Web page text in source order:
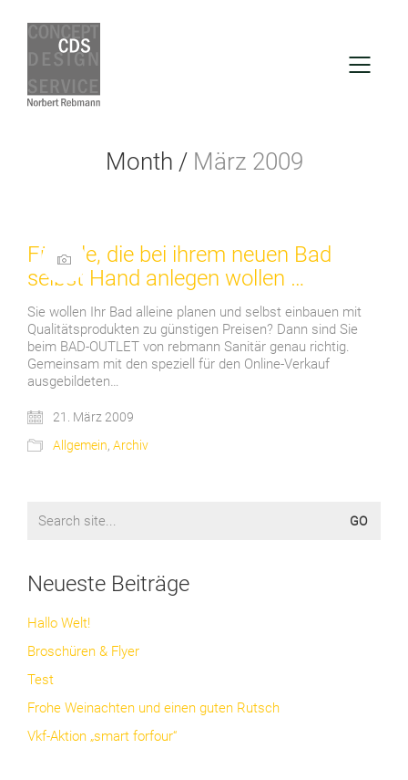
Month / März 2009
Für alle, die bei ihrem neuen Bad
selbst Hand anlegen wollen …
Sie wollen Ihr Bad alleine planen und selbst einbauen mit
Qualitätsprodukten zu günstigen Preisen? Dann sind Sie
beim BAD-OUTLET von rebmann Sanitär genau richtig.
Gemeinsam mit den speziell für den Online-Verkauf
ausgebildeten…
21. März 2009
Allgemein, Archiv
for:
Neueste Beiträge
Hallo Welt!
Broschüren & Flyer
Test
Frohe Weinachten und einen guten Rutsch
Vkf-Aktion „smart forfour“